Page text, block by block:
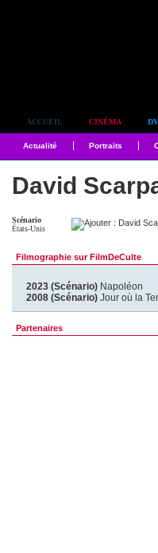
ACCUEIL CINÉMA
Actualité Portraits
David
Scénario
États-Unis
Filmographie sur FilmDeCulte
2023 (Scénario) Napoléon
2008 (Scénario) Jour où la
Partenaires